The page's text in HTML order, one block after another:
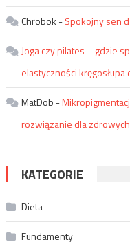
Chrobok -Spokojny sen
Joga czy pilates – gdzie
elastyczności
MatDob -
rozwiązanie dla
KATEGORIE
Dieta
Fundamenty